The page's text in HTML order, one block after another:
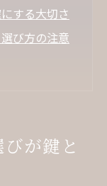
する大切さ
び方の注意
歯ぎしり治
が鍵と